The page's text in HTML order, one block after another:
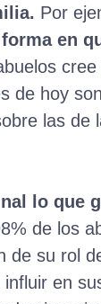
Por
en
de hoy
las de
lo que
de los
su rol
en